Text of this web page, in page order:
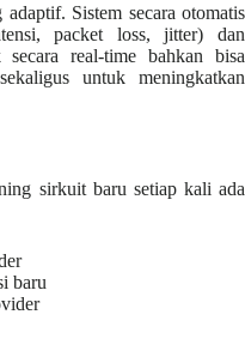
Sistem secara otomatis
packet loss, jitter) dan
real-time bahkan bisa
untuk meningkatkan
sirkuit baru setiap kali ada
baru